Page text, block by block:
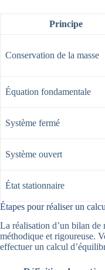
Principe
Conservation de la masse
Équation fondamentale
Système fermé
Système ouvert
État stationnaire
Étapes pour réaliser un
La réalisation d’un bilan de
méthodique et rigoureuse.
effectuer un calcul